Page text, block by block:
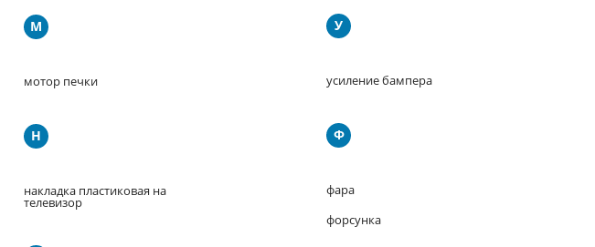
М
мотор печки
Н
накладка пластиковая на
телевизор
У
усиление бампера
Ф
фара
форсунка